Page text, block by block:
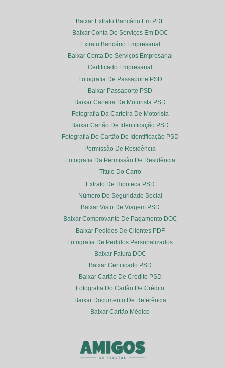
Baixar Extrato Bancário Em PDF
Baixar Conta De Serviços Em DOC
Extrato Bancário Empresarial
Baixar Conta De Serviços Empresarial
Certificado Empresarial
Fotografia De Passaporte PSD
Baixar Passaporte PSD
Baixar Carteira De Motorista PSD
Fotografia Da Carteira De Motorista
Baixar Cartão De Identificação PSD
Fotografia Do Cartão De Identificação PSD
Permissão De Residência
Fotografia Da Permissão De Residência
Título Do Carro
Extrato De Hipoteca PSD
Número De Seguridade Social
Baixar Visto De Viagem PSD
Baixar Comprovante De Pagamento DOC
Baixar Pedidos De Clientes PDF
Fotografia De Pedidos Personalizados
Baixar Fatura DOC
Baixar Certificado PSD
Baixar Cartão De Crédito PSD
Fotografia Do Cartão De Crédito
Baixar Documento De Referência
Baixar Cartão Médico